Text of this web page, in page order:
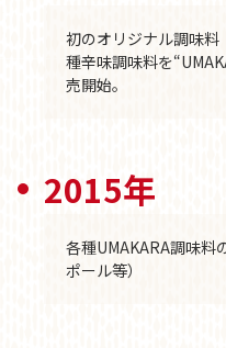
初のオリジナル調味
種辛味調味料を
売開始。
2015年
各種UMAKARA調味料
ポール等）